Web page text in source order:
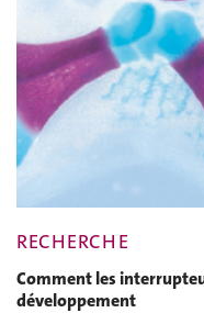
RECHERCHE
Comment les
développement